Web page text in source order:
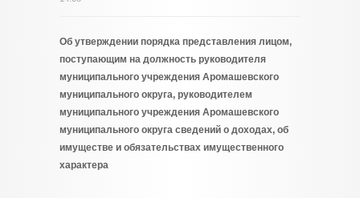
Об утверждении порядка представления лицом,
поступающим на должность руководителя
муниципального учреждения Аромашевского
муниципального округа, руководителем
муниципального учреждения Аромашевского
муниципального округа сведений о доходах, об
имуществе и обязательствах имущественного
характера